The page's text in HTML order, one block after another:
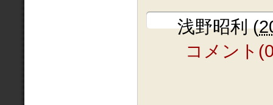
浅野昭利(
コメント